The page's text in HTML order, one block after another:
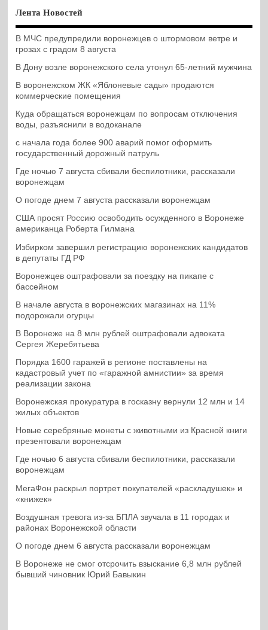
Лента Новостей
В МЧС предупредили воронежцев о штормовом ветре и
грозах с градом 8 августа
В Дону возле воронежского села утонул 65-летний мужчина
В воронежском ЖК «Яблоневые сады» продаются
коммерческие помещения
Куда обращаться воронежцам по вопросам отключения
воды, разъяснили в водоканале
с начала года более 900 аварий помог оформить
государственный дорожный патруль
Где ночью 7 августа сбивали беспилотники, рассказали
воронежцам
О погоде днем 7 августа рассказали воронежцам
США просят Россию освободить осужденного в Воронеже
американца Роберта Гилмана
Избирком завершил регистрацию воронежских кандидатов
в депутаты ГД РФ
Воронежцев оштрафовали за поездку на пикапе с
бассейном
В начале августа в воронежских магазинах на 11%
подорожали огурцы
В Воронеже на 8 млн рублей оштрафовали адвоката
Сергея Жеребятьева
Порядка 1600 гаражей в регионе поставлены на
кадастровый учет по «гаражной амнистии» за время
реализации закона
Воронежская прокуратура в госказну вернули 12 млн и 14
жилых объектов
Новые серебряные монеты с животными из Красной книги
презентовали воронежцам
Где ночью 6 августа сбивали беспилотники, рассказали
воронежцам
МегаФон раскрыл портрет покупателей «раскладушек» и
«книжек»
Воздушная тревога из-за БПЛА звучала в 11 городах и
районах Воронежской области
О погоде днем 6 августа рассказали воронежцам
В Воронеже не смог отсрочить взыскание 6,8 млн рублей
бывший чиновник Юрий Бавыкин